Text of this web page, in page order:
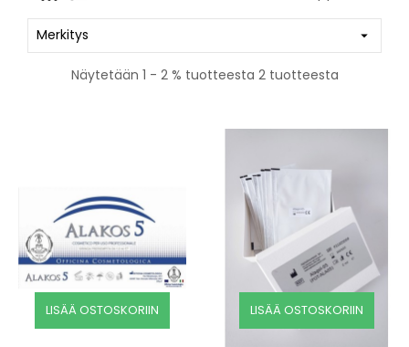
Merkitys 
Näytetään 1 - 2 % tuotteesta 2 tuotteesta
LISÄÄ OSTOSKORIIN LISÄÄ OSTOSKORIIN